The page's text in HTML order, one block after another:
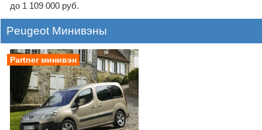
до 1 109 000 руб.
Peugeot Минивэны
Partner минивэн